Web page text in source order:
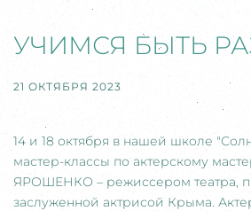
УЧИМСЯ БЫТЬ
21 ОКТЯБРЯ 2023
14 и 18 октября в нашей школе
мастер-классы по актерскому
ЯРОШЕНКО – режиссером театра,
заслуженной актрисой Крыма.